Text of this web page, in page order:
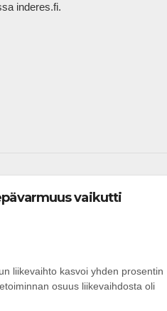
inderes.fi.
vaikutti
liikevaihto kasvoi yhden prosentin
osuus liikevaihdosta oli